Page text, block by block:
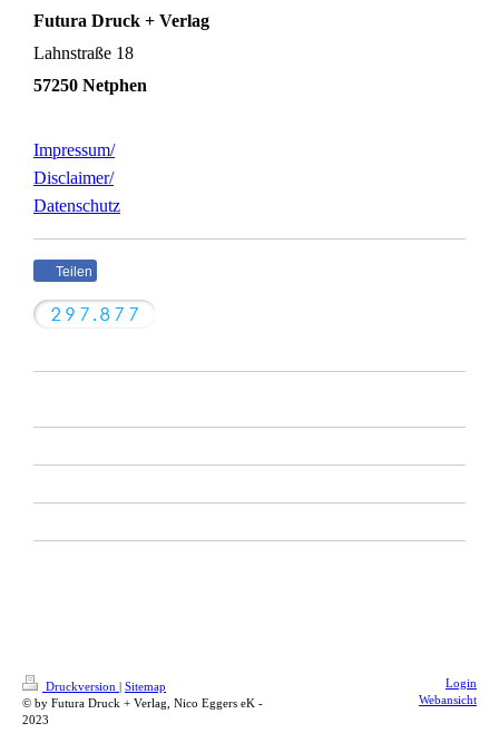
Futura Druck + Verlag
Lahnstraße 18
57250 Netphen
Impressum/
Disclaimer/
Datenschutz
Teilen
Druckversion
Sitemap
© by Futura Druck + Verlag, Nico Eggers eK -
2023
Login
Webansicht